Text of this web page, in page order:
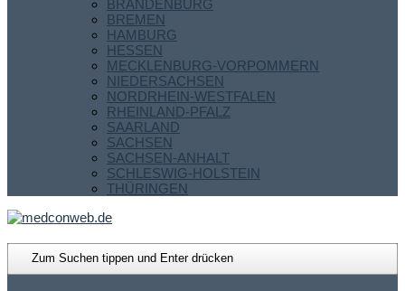
BRANDENBURG
BREMEN
HAMBURG
HESSEN
MECKLENBURG-VORPOMMERN
NIEDERSACHSEN
NORDRHEIN-WESTFALEN
RHEINLAND-PFALZ
SAARLAND
SACHSEN
SACHSEN-ANHALT
SCHLESWIG-HOLSTEIN
THÜRINGEN